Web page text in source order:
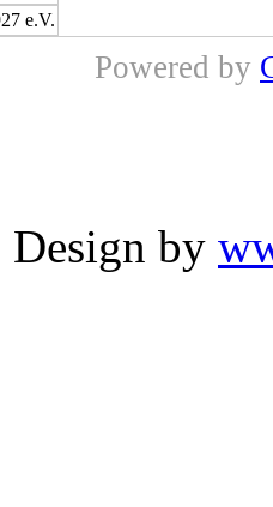
e.V.
Powered by
Design by